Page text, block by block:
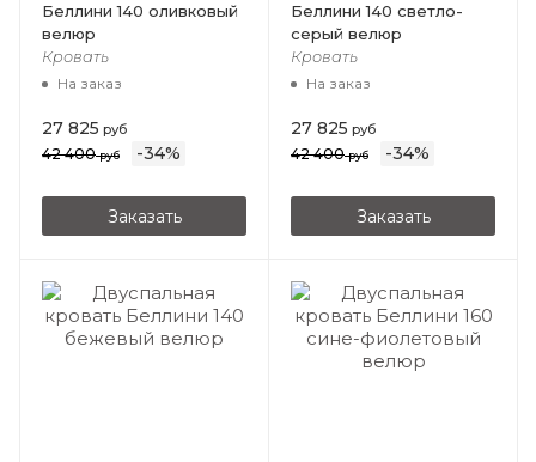
Беллини 140 оливковый
велюр
Кровать
На заказ
27 825 руб
42 400руб -34%
Заказать
Беллини 140 светло-
серый велюр
Кровать
На заказ
27 825 руб
42 400руб -34%
Заказать